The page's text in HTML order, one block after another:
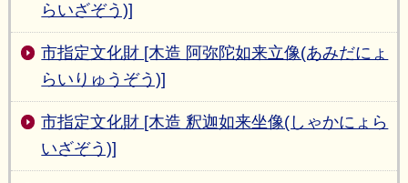
らいざぞう)]
市指定文化財 [木造 阿弥陀如来立像(あみだにょ
らいりゅうぞう)]
市指定文化財 [木造 釈迦如来坐像(しゃかにょら
いざぞう)]